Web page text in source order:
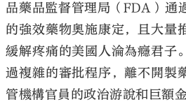
品藥品監督管理局（FDA）通
的強效藥物奧施康定，且大量
緩解疼痛的美國人淪為癮君子
過複雜的審批程序，離不開製
管機構官員的政治游說和巨額